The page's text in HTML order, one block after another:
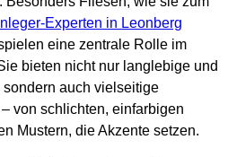
Experten in Leonberg
eine zentrale Rolle im
bieten nicht nur langlebige und
auch vielseitige
von schlichten, einfarbigen
Mustern, die Akzente setzen.